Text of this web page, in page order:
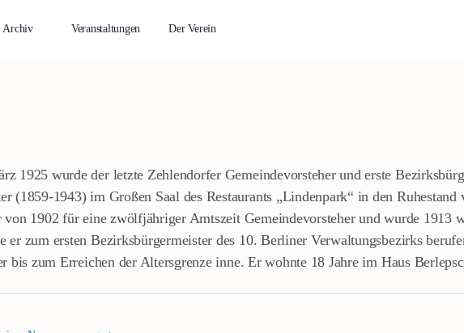
Archiv Veranstaltungen Der Verein
1925 wurde der letzte Zehlendorfer Gemeindevorsteher und erste
(1859-1943) im Großen Saal des Restaurants „Lindenpark“ in den Ruhestand
von 1902 für eine zwölfjähriger Amtszeit Gemeindevorsteher und wurde 1913
er zum ersten Bezirksbürgermeister des 10. Berliner Verwaltungsbezirks
bis zum Erreichen der Altersgrenze inne. Er wohnte 18 Jahre im Haus